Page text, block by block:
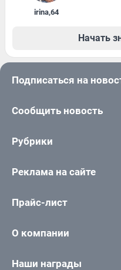
irina,64
Начать
Подписаться на
Сообщить новость
Рубрики
Реклама на сайте
Прайс-лист
О компании
Наши награды